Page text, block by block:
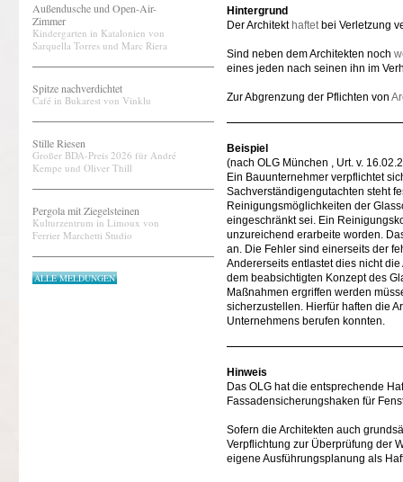
Außendusche und Open-Air-
Zimmer
Kindergarten in Katalonien von
Sarquella Torres und Marc Riera
Spitze nachverdichtet
Café in Bukarest von Vinklu
Stille Riesen
Großer BDA-Preis 2026 für André
Kempe und Oliver Thill
Pergola mit Ziegelsteinen
Kulturzentrum in Limoux von
Ferrier Marchetti Studio
ALLE MELDUNGEN
Hintergrund
Der Architekt haftetbei Verletzung
Sind neben dem Architekten noch
eines jeden nach seinen ihn im
Zur Abgrenzung der Pflichten von
Beispiel
(nach OLG München , Urt. v.
Ein Bauunternehmer verpflichtet
Sachverständigengutachten steht
Reinigungsmöglichkeiten der
eingeschränkt sei. Ein
unzureichend erarbeite worden.
an. Die Fehler sind einerseits der
Andererseits entlastet dies nicht
dem beabsichtigten Konzept des
Maßnahmen ergriffen werden
sicherzustellen. Hierfür haften die
Unternehmens berufen konnten.
Hinweis
Das OLG hat die entsprechende
Fassadensicherungshaken für
Sofern die Architekten auch
Verpflichtung zur Überprüfung der
eigene Ausführungsplanung als